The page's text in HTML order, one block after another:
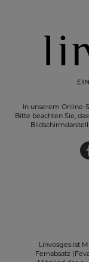
In unserem Online-
Bitte beachten Sie,
Linvosges ist
Fernabsatz